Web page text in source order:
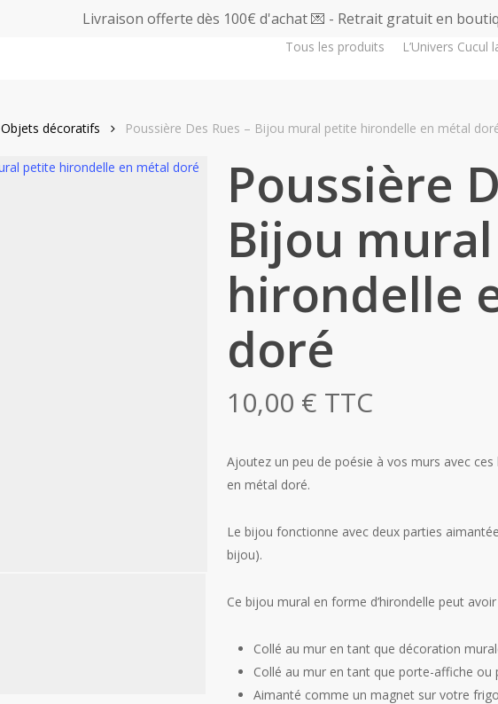
Livraison offerte dès 100€ d'achat 💌 - Retrait gratuit en
Tous les produits L’Univers Cucul
Objets décoratifs Poussière Des Rues – Bijou mural petite hirondelle en métal
Poussière
Bijou
hirondelle
doré
10,00 € TTC
Ajoutez un peu de poésie à vos murs avec
en métal doré.
Le bijou fonctionne avec deux parties
bijou).
Ce bijou mural en forme d’hirondelle peut
Collé au mur en tant que décoration
Collé au mur en tant que porte-affiche
Aimanté comme un magnet sur votre